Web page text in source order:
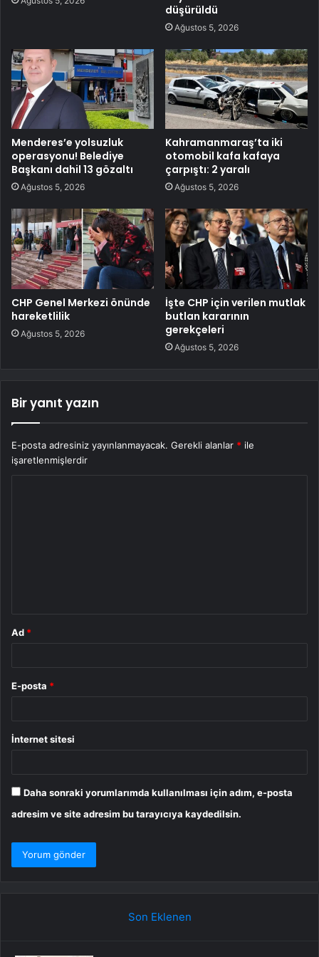
düşürüldü
Ağustos 5, 2026
Menderes’e yolsuzluk
operasyonu! Belediye
Başkanı dahil 13 gözaltı
Ağustos 5, 2026
Kahramanmaraş’ta iki
otomobil kafa kafaya
çarpıştı: 2 yaralı
Ağustos 5, 2026
CHP Genel Merkezi önünde
hareketlilik
Ağustos 5, 2026
İşte CHP için verilen mutlak
butlan kararının
gerekçeleri
Ağustos 5, 2026
Bir yanıt yazın
E-posta adresiniz yayınlanmayacak. Gerekli alanlar * ile
işaretlenmişlerdir
Ad *
E-posta *
İnternet sitesi
Daha sonraki yorumlarımda kullanılması için adım, e-posta
adresim ve site adresim bu tarayıcıya kaydedilsin.
Son Eklenen